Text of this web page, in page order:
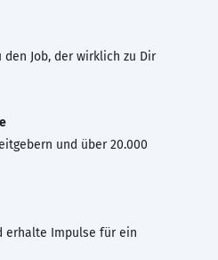
den Job, der wirklich zu Dir
und über 20.000
erhalte Impulse für ein